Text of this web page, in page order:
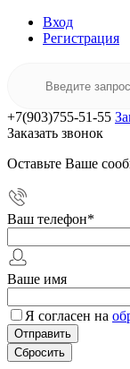
Вход
Регистрация
+7(903)755-51-55
Заказать звонок
Оставьте Ваше
Ваш телефон*
Ваше имя
Я согласен на